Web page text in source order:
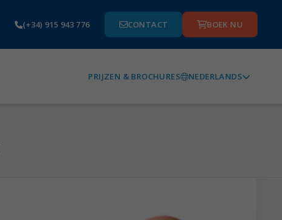
(+34) 915 943 776 CONTACT BOEK NU
PRIJZEN & BROCHURES NEDERLANDS